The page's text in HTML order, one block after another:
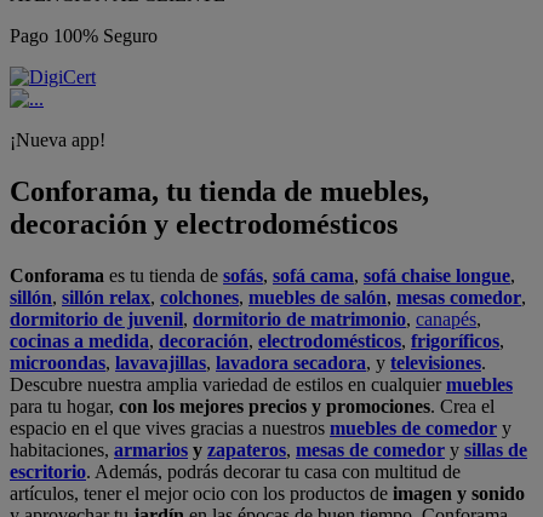
Pago 100% Seguro
¡Nueva app!
Conforama, tu tienda de muebles,
decoración y electrodomésticos
Conforama es tu tienda de sofás, sofá cama, sofá chaise longue,
sillón, sillón relax, colchones, muebles de salón, mesas comedor,
dormitorio de juvenil, dormitorio de matrimonio, canapés,
cocinas a medida, decoración, electrodomésticos, frigoríficos,
microondas, lavavajillas, lavadora secadora, y televisiones.
Descubre nuestra amplia variedad de estilos en cualquiermuebles
para tu hogar, con los mejores precios y promociones. Crea el
espacio en el que vives gracias a nuestros muebles de comedor y
habitaciones, armarios y zapateros, mesas de comedor y sillas de
escritorio. Además, podrás decorar tu casa con multitud de
artículos, tener el mejor ocio con los productos de imagen y sonido